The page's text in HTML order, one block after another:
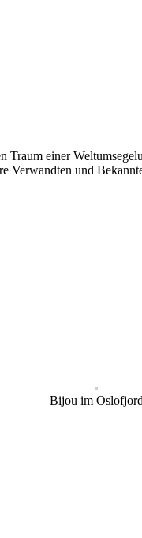
einer
Verwandten und
Bijou im Oslofjord